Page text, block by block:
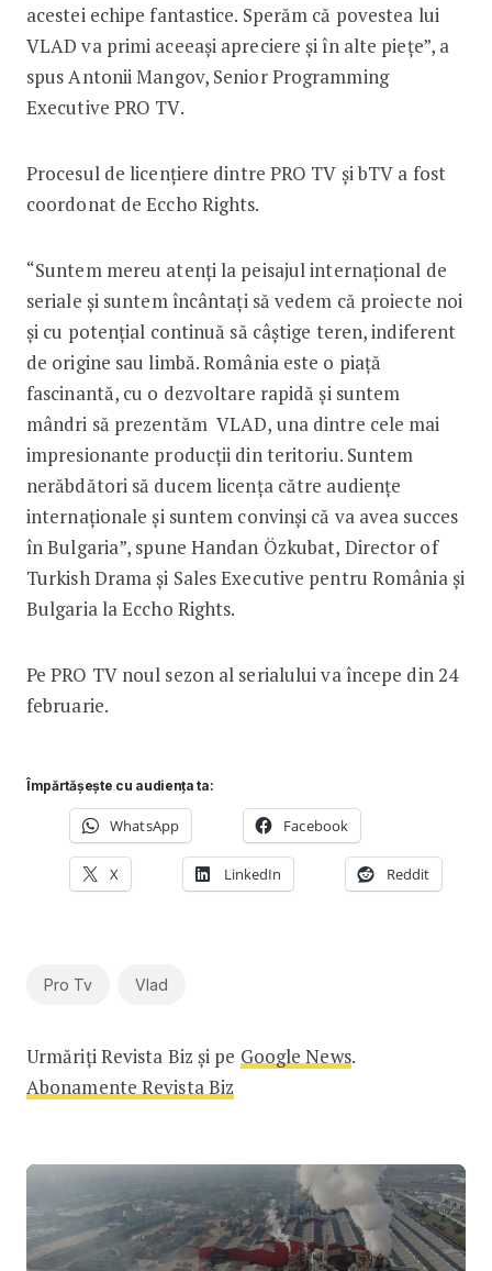
acestei echipe fantastice. Sperăm că povestea lui
VLAD va primi aceeași apreciere și în alte piețe”, a
spus Antonii Mangov, Senior Programming
Executive PRO TV.
Procesul de licențiere dintre PRO TV și bTV a fost
coordonat de Eccho Rights.
“Suntem mereu atenți la peisajul internațional de
seriale și suntem încântați să vedem că proiecte noi
și cu potențial continuă să câștige teren, indiferent
de origine sau limbă. România este o piață
fascinantă, cu o dezvoltare rapidă și suntem
mândri să prezentăm VLAD, una dintre cele mai
impresionante producții din teritoriu. Suntem
nerăbdători să ducem licența către audiențe
internaționale și suntem convinși că va avea succes
în Bulgaria”, spune Handan Özkubat, Director of
Turkish Drama și Sales Executive pentru România și
Bulgaria la Eccho Rights.
Pe PRO TV noul sezon al serialului va începe din 24
februarie.
Împărtășește cu audiența ta:
WhatsApp Facebook
X LinkedIn Reddit
Pro Tv Vlad
Urmăriți Revista Biz și pe Google News.
Abonamente Revista Biz